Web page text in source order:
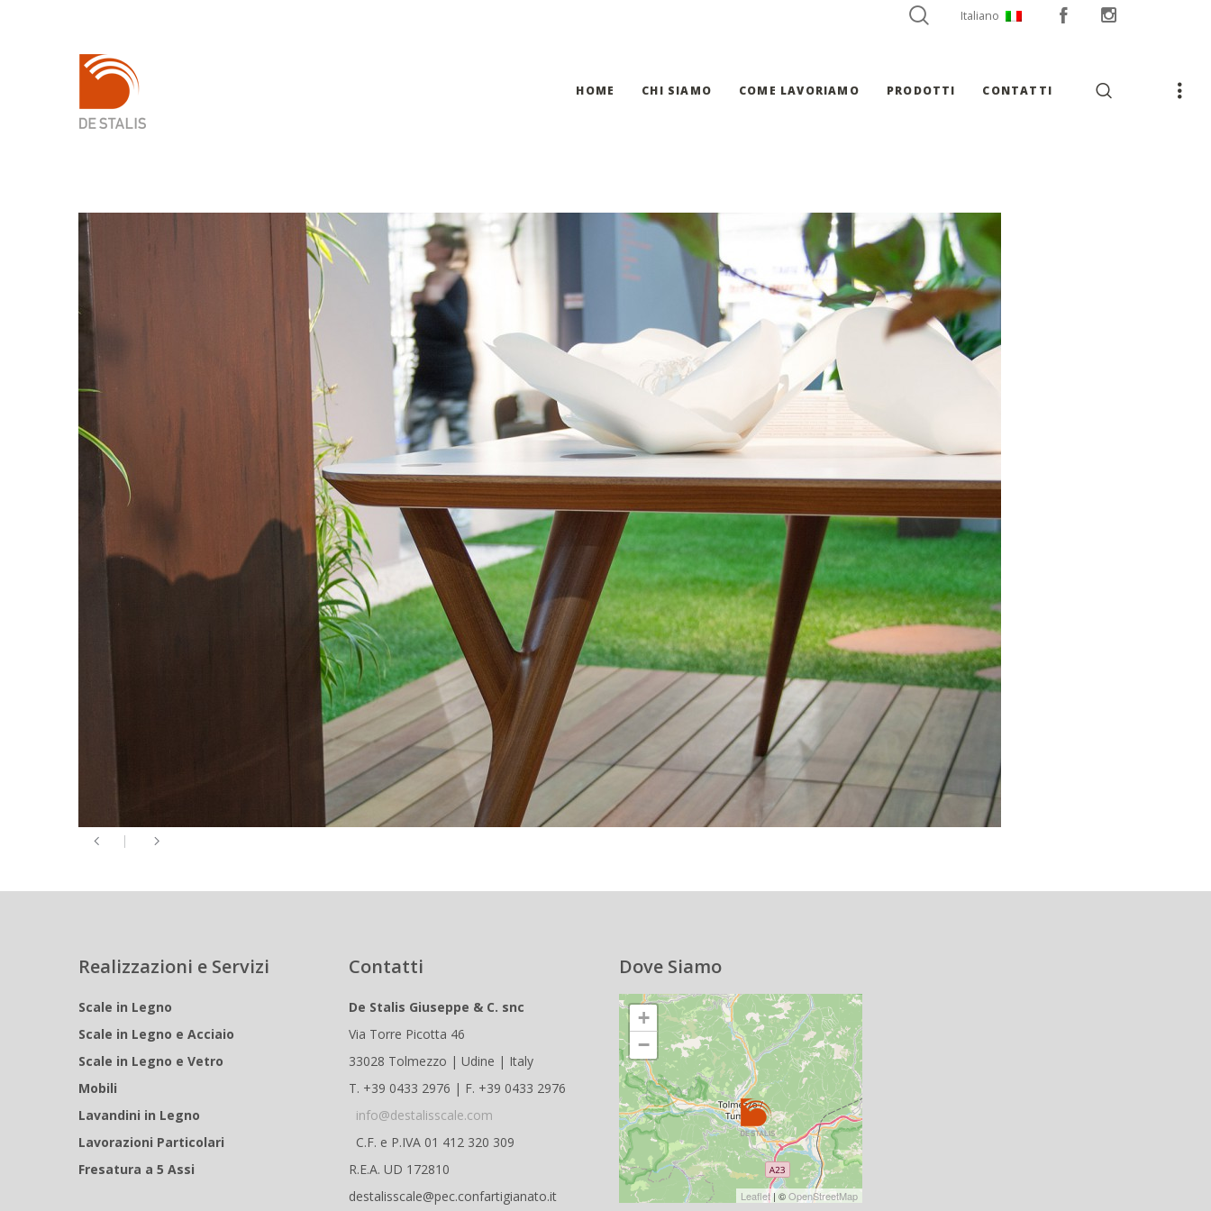
Italiano
HOME CHI SIAMO COME LAVORIAMO PRODOTTI CONTATTI
Realizzazioni e Servizi
Scale in Legno
Scale in Legno e Acciaio
Scale in Legno e Vetro
Mobili
Lavandini in Legno
Lavorazioni Particolari
Fresatura a 5 Assi
Contatti
De Stalis Giuseppe & C. snc
Via Torre Picotta 46
33028 Tolmezzo | Udine | Italy
T. +39 0433 2976 | F. +39 0433 2976
info@destalisscale.com
C.F. e P.IVA 01 412 320 309
R.E.A. UD 172810
destalisscale@pec.confartigianato.it
Dove Siamo
+
−
Leaflet| ©OpenStreetMap